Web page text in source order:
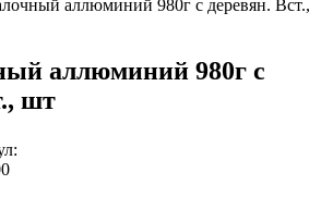
аллюминий 980г с деревян. Вст.,
аллюминий 980г с
шт